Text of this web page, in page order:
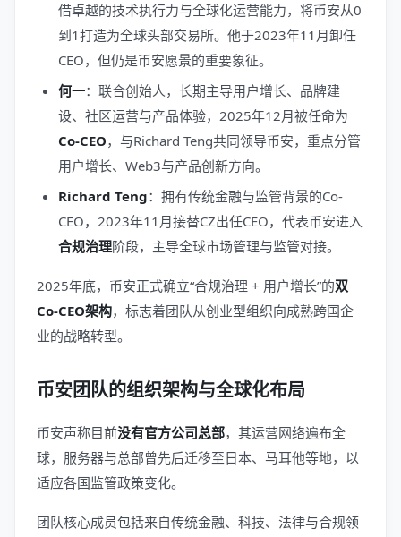
借卓越的技术执行力与全球化运营能力，将币安从0
到1打造为全球头部交易所。他于2023年11月卸任
CEO，但仍是币安愿景的重要象征。
何一：联合创始人，长期主导用户增长、品牌建
设、社区运营与产品体验，2025年12月被任命为
Co-CEO，与Richard Teng共同领导币安，重点分管
用户增长、Web3与产品创新方向。
Richard Teng：拥有传统金融与监管背景的Co-
CEO，2023年11月接替CZ出任CEO，代表币安进入
合规治理阶段，主导全球市场管理与监管对接。
2025年底，币安正式确立“合规治理 + 用户增长”的双
Co-CEO架构，标志着团队从创业型组织向成熟跨国企
业的战略转型。
币安团队的组织架构与全球化布局
币安声称目前没有官方公司总部，其运营网络遍布全
球，服务器与总部曾先后迁移至日本、马耳他等地，以
适应各国监管政策变化。
团队核心成员包括来自传统金融、科技、法律与合规领